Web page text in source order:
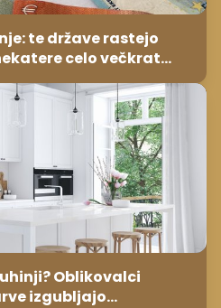
te države rastejo
celo večkrat
Oblikovalci
izgubljajo